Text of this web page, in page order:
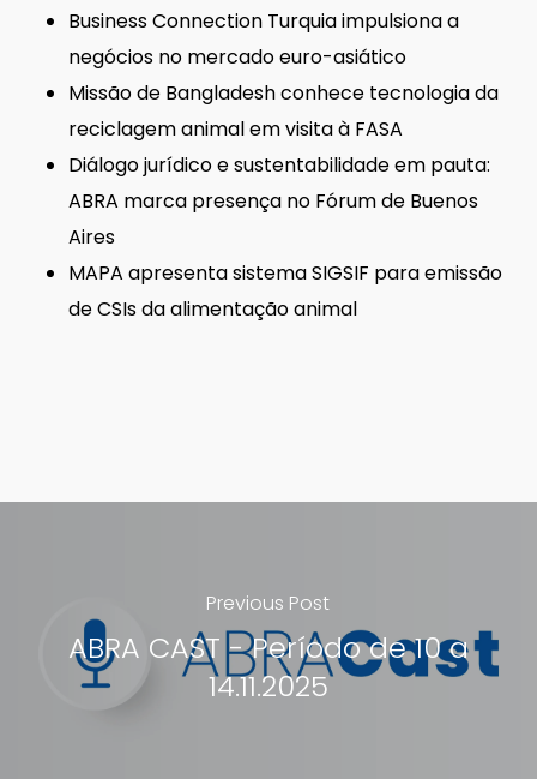
Business Connection Turquia impulsiona a
negócios no mercado euro-asiático
Missão de Bangladesh conhece tecnologia da
reciclagem animal em visita à FASA
Diálogo jurídico e sustentabilidade em pauta:
ABRA marca presença no Fórum de Buenos
Aires
MAPA apresenta sistema SIGSIF para emissão
de CSIs da alimentação animal
Previous Post
ABRA CAST - Período de 10 a
14.11.2025